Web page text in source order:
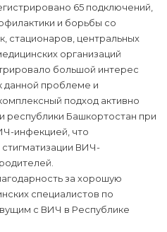
65 подключений,
и борьбы со
стационаров, центральных
организаций
большой интерес
данной проблеме и
подход активно
республики Башкортостан при
инфекцией, что
ВИЧ-
за хорошую
специалистов по
с ВИЧ в Республике